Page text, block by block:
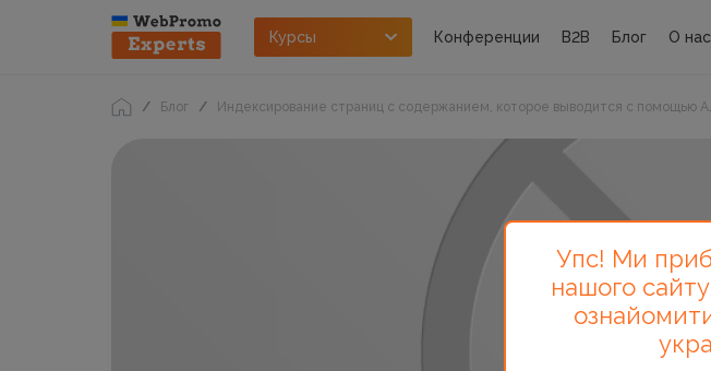
Курсы Конференции B2B Блог О нас
Блог Индексирование страниц с содержанием, которое выводится с помощью
Упс! Ми
нашого